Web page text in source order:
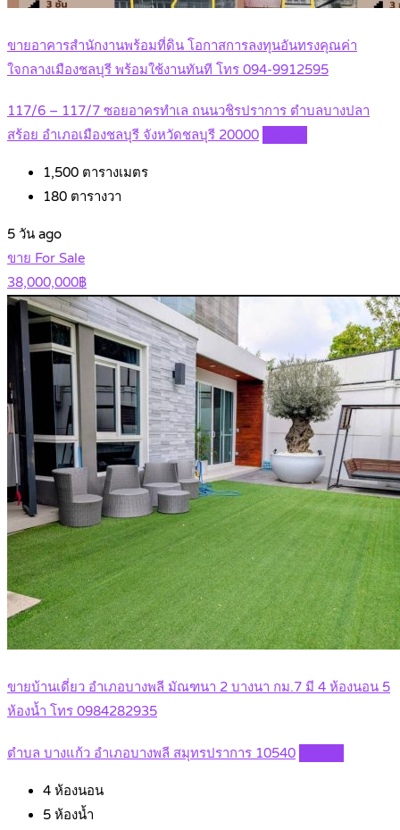
ขายอาคารสำนักงานพร้อมที่ดิน โอกาสการลงทุนอันทรงคุณค่า
ใจกลางเมืองชลบุรี พร้อมใช้งานทันที โทร 094-9912595
117/6 – 117/7 ซอยอาครทำเล ถนนวชิรปราการ ตำบลบางปลา
สร้อย อำเภอเมืองชลบุรี จังหวัดชลบุรี 20000
1,500 ตารางเมตร
180 ตารางวา
5 วัน ago
ขาย For Sale
38,000,000฿
ขายบ้านเดี่ยว อำเภอบางพลี มัณฑนา 2 บางนา กม.7 มี 4 ห้องนอน 5
ห้องน้ำ โทร 0984282935
ตำบล บางแก้ว อำเภอบางพลี สมุทรปราการ 10540
4 ห้องนอน
5 ห้องน้ำ